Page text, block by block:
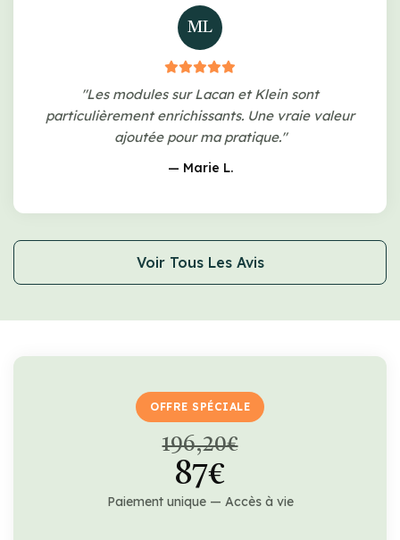
ML
"Les modules sur Lacan et Klein sont
particulièrement enrichissants. Une vraie valeur
ajoutée pour ma pratique."
— Marie L.
Voir Tous Les Avis
OFFRE SPÉCIALE
196,20€
87€
Paiement unique — Accès à vie